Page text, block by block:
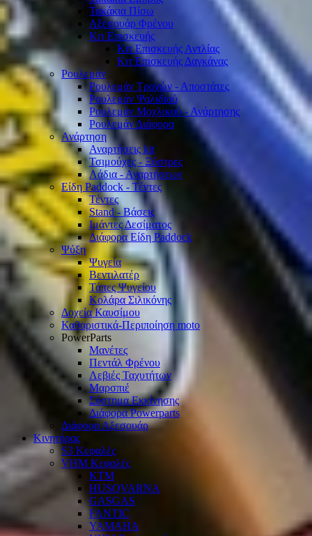
Τακάκια Πίσω
Αξεσουάρ Φρένου
Κιτ Επισκευής
Κιτ Επισκευής Αντλίας
Κιτ Επισκευής Δαγκάνας
Ρουλεμάν
Ρουλεμάν Τροχών - Αποστάτες
Ρουλεμάν Ψαλιδιού
Ρουλεμάν Μοχλικού - Ανάρτησης
Ρουλεμάν Διάφορα
Ανάρτηση
Αναρτήσεις kit
Τσιμούχες - Ξύστρες
Λάδια - Αναρτήσεων
Είδη Paddock - Τέντες
Τέντες
Stand - Βάσεις
Ιμάντες Δεσίματος
Διάφορα Είδη Paddock
Ψύξη
Ψυγεία
Βεντιλατέρ
Τάπες Ψυγείου
Κολάρα Σιλικόνης
Δοχεία Καυσίμου
Καθαριστικά-Περιποίηση moto
PowerParts
Μανέτες
Πεντάλ Φρένου
Λεβιές Ταχυτήτων
Μαρσπιέ
Σύστημα Εκκίνησης
Διάφορα Powerparts
Διάφορα Αξεσουάρ
Κινητήρας
S3 Κεφαλές
VHM Κεφαλές
KTM
HUSQVARNA
GASGAS
FANTIC
YAMAHA